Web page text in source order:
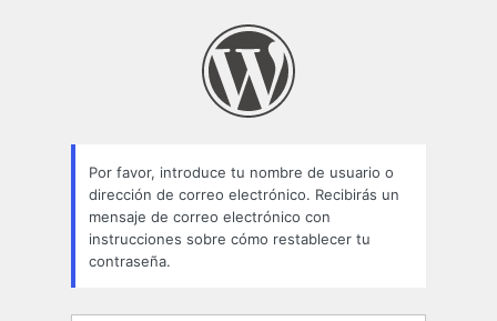
Por favor, introduce tu nombre de usuario o
dirección de correo electrónico. Recibirás un
mensaje de correo electrónico con
instrucciones sobre cómo restablecer tu
contraseña.